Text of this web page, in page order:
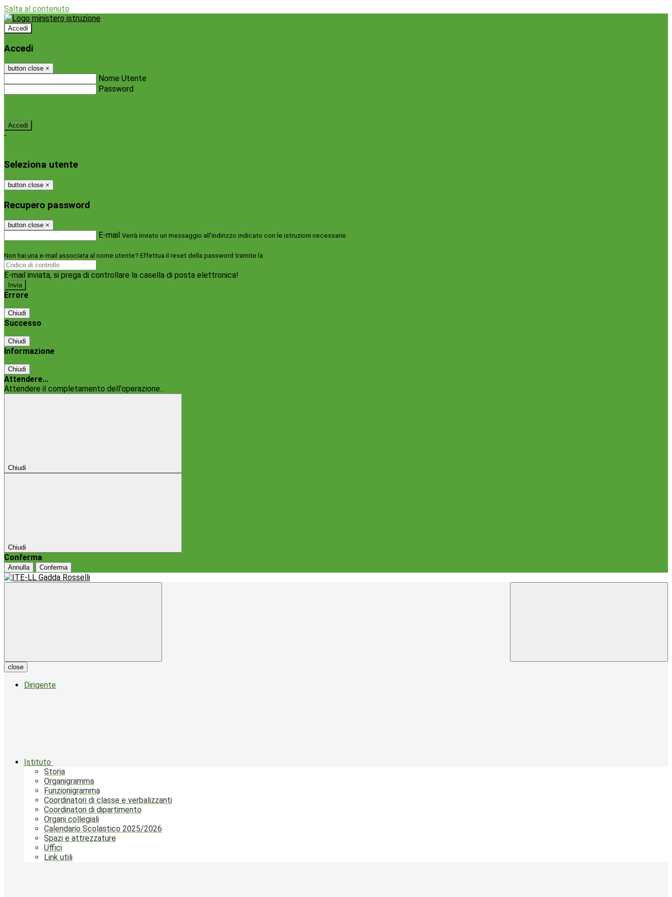
Salta al contenuto
Accedi
Accedi
button close ×
Nome Utente
Password
-
Seleziona utente
button close ×
Recupero password
button close ×
E-mail Verrà inviato un messaggio all'indirizzo indicato con le istruzioni necessarie.
Non hai una e-mail associata al nome utente? Effettua il reset della password tramite la
E-mail inviata, si prega di controllare la casella di posta elettronica!
Errore
Chiudi
Successo
Chiudi
Informazione
Chiudi
Attendere...
Attendere il completamento dell'operazione...
Chiudi
Chiudi
Conferma
Annulla Conferma
close
Dirigente
Istituto
Storia
Organigramma
Funzionigramma
Coordinatori di classe e verbalizzanti
Coordinatori di dipartimento
Organi collegiali
Calendario Scolastico 2025/2026
Spazi e attrezzature
Uffici
Link utili